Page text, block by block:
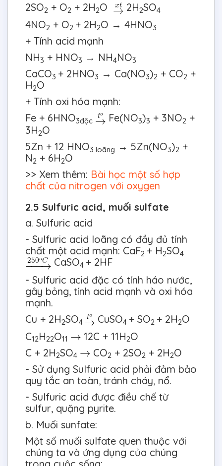
2SO2 + O2 + 2H2O 2H2SO4
4NO2 + O2 + 2H2O → 4HNO3
+ Tính acid mạnh
NH3 + HNO3 → NH4NO3
CaCO3 + 2HNO3 → Ca(NO3)2 + CO2 +
H2O
+ Tính oxi hóa mạnh:
Fe + 6HNO3đặc Fe(NO3)3 + 3NO2 +
3H2O
5Zn + 12 HNO3 loãng → 5Zn(NO3)2 +
N2 + 6H2O
>> Xem thêm: Bài học một số hợp
chất của nitrogen với oxygen
2.5 Sulfuric acid, muối sulfate
a. Sulfuric acid
- Sulfuric acid loãng có đầy đủ tính
chất một acid mạnh: CaF2 + H2SO4
CaSO4 + 2HF
- Sulfuric acid đặc có tính háo nước,
gây bỏng, tính acid mạnh và oxi hóa
mạnh.
Cu + 2H2SO4 CuSO4 + SO2 + 2H2O
C12H22O11 12C + 11H2O
C + 2H2SO4 CO2 + 2SO2 + 2H2O
- Sử dụng Sulfuric acid phải đảm bảo
quy tắc an toàn, tránh cháy, nổ.
- Sulfuric acid được điều chế từ
sulfur, quặng pyrite.
b. Muối sunfate:
Một số muối sulfate quen thuộc với
chúng ta và ứng dụng của chúng